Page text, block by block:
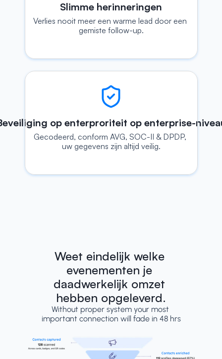
Slimme herinneringen
Verlies nooit meer een warme lead door een
gemiste follow-up.
op enterproriteit op enterprise-
Gecodeerd, conform AVG, SOC-II & DPDP,
uw gegevens zijn altijd veilig.
Weet eindelijk welke
evenementen je
daadwerkelijk omzet
hebben opgeleverd.
Without proper system your most
important connection will fade in 48 hrs